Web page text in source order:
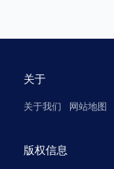
关于
关于我们 网站地图
版权信息